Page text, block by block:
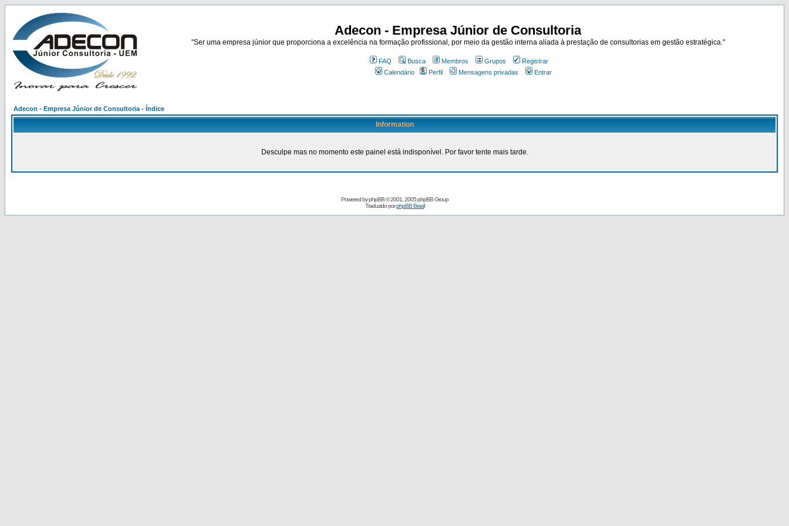
Adecon - Empresa Júnior de Consultoria
"Ser uma empresa júnior que proporciona a excelência na formação profissional, por meio da gestão interna aliada à prestação de consultorias em gestão estratégica."
FAQ Busca Membros Grupos
Registrar
Calendário
Perfil Mensagens privadas Entrar
Adecon - Empresa Júnior de Consultoria - Índice
Information
Desculpe mas no momento este painel está indisponível. Por favor tente mais tarde.
Powered byphpBB© 2001, 2005 phpBB Group
Traduzido porphpBB Brasil